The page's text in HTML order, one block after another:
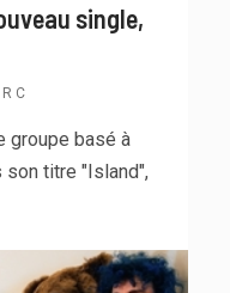
single,
C
groupe basé à
son titre "Island",